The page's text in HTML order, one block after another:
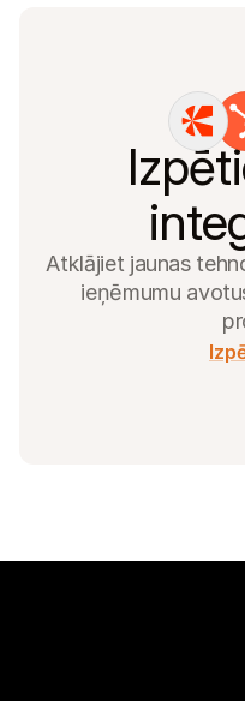
Atklājiet jaunas
ieņēmumu